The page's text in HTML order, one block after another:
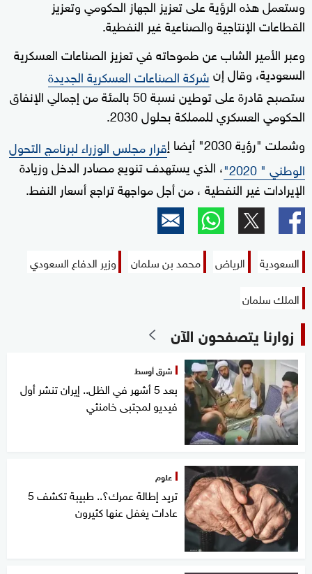
وستعمل هذه الرؤية على تعزيز الجهاز الحكومي وتعزيز
القطاعات الإنتاجية والصناعية غير النفطية.
وعبر الأمير الشاب عن طموحاته في تعزيز الصناعات العسكرية
السعودية، وقال إنشركة الصناعات العسكرية الجديدة
ستصبح قادرة على توطين نسبة 50 بالمئة من إجمالي الإنفاق
الحكومي العسكري للمملكة بحلول 2030.
وشملت "رؤية 2030" أيضا إ
قرار مجلس الوزراء لبرنامج التحول
الوطني " 2020"
، الذي يستهدف تنويع مصادر الدخل وزيادة
الإيرادات غير النفطية ، من أجل مواجهة تراجع أسعار النفط.
السعودية الرياض محمد بن سلمان
وزير الدفاع السعودي
الملك سلمان
زوارنا يتصفحون الآن
شرق أوسط
بعد 5 أشهر في الظل.. إيران تنشر أول
فيديو لمجتبى خامنئي
علوم
تريد إطالة عمرك؟.. طبيبة تكشف 5
عادات يغفل عنها كثيرون